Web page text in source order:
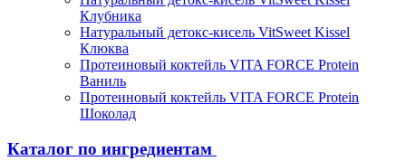
Клубника
Натуральный детокс-кисель VitSweet Kissel
Клюква
Протеиновый коктейль VITA FORCE Protein
Ваниль
Протеиновый коктейль VITA FORCE Protein
Шоколад
Каталог по ингредиентам